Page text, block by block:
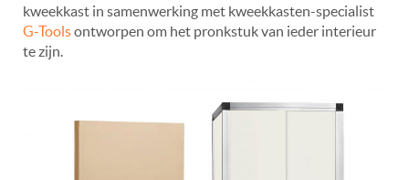
kweekkast in samenwerking met kweekkasten-specialist
G-Toolsontworpen om het pronkstuk van ieder interieur
te zijn.